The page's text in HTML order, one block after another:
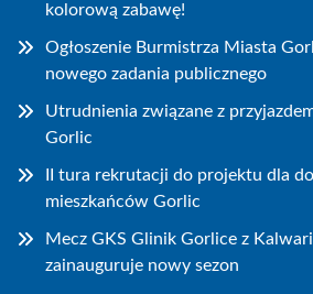
kolorową zabawę!
Ogłoszenie Burmistrza Miasta
nowego zadania publicznego
Utrudnienia związane z
Gorlic
II tura rekrutacji do projektu dla
mieszkańców Gorlic
Mecz GKS Glinik Gorlice z
zainauguruje nowy sezon